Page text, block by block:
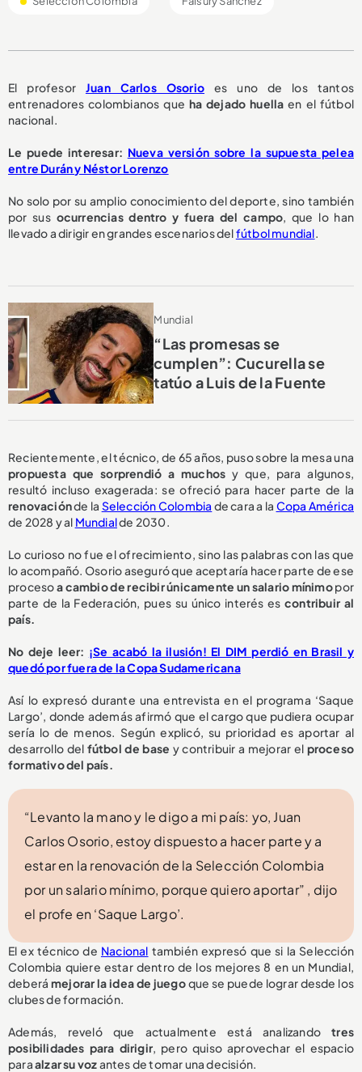
El profesor Juan Carlos Osorio
es uno de los tantos
entrenadores colombianos que ha dejado huella en el fútbol
nacional.
Le puede interesar: Nueva versión sobre la supuesta pelea
entre Durán y Néstor Lorenzo
No solo por su amplio conocimiento del deporte, sino también
por sus ocurrencias dentro y fuera del campo, que lo han
llevado a dirigir en grandes escenarios delfútbol mundial.
Mundial
“Las promesas se
cumplen”: Cucurella se
tatúo a Luis de la Fuente
Recientemente, el técnico, de 65 años, puso sobre la mesa una
propuesta que sorprendió a muchosy que, para algunos,
resultó incluso exagerada: se ofreció para hacer parte de la
renovaciónde la Selección Colombia de cara a la Copa América
de 2028 y al Mundialde 2030.
Lo curioso no fue el ofrecimiento, sino las palabras con las que
lo acompañó. Osorio aseguró que aceptaría hacer parte de ese
procesoa cambio de recibirúnicamente un salario mínimopor
parte de la Federación, pues su único interés escontribuir al
país.
No deje leer: ¡Se acabó la ilusión! El DIM perdió en Brasil y
quedó por fuera de la Copa Sudamericana
Así lo expresó durante una entrevista en el programa ‘Saque
Largo’, donde además afirmó que el cargo que pudiera ocupar
sería lo de menos. Según explicó, su prioridad es aportar al
desarrollo del fútbol de base y contribuir a mejorar el proceso
formativo del país.
“Levanto la mano y le digo a mi país: yo, Juan
Carlos Osorio, estoy dispuesto a hacer parte y a
estar en la renovación de la Selección Colombia
por un salario mínimo, porque quiero aportar” , dijo
el profe en ‘Saque Largo’.
El ex técnico de Nacional también expresó que si la Selección
Colombia quiere estar dentro de los mejores 8 en un Mundial,
deberá mejorar la idea de juegoque se puede lograr desde los
clubes de formación.
Además, reveló que actualmente está analizandotres
posibilidades para dirigir, pero quiso aprovechar el espacio
paraalzar su vozantes de tomar una decisión.